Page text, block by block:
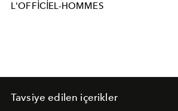
L'OFFICIEL-HOMMES
Tavsiye edilen içerikler